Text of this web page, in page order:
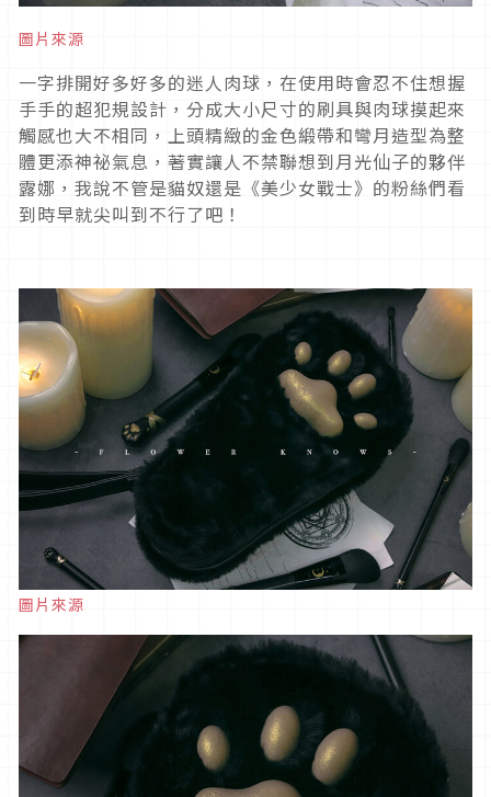
圖片來源
一字排開好多好多的迷人肉球，在使用時會忍不住想握
手手的超犯規設計，分成大小尺寸的刷具與肉球摸起來
觸感也大不相同，上頭精緻的金色緞帶和彎月造型為整
體更添神祕氣息，著實讓人不禁聯想到月光仙子的夥伴
露娜，我說不管是貓奴還是《美少女戰士》的粉絲們看
到時早就尖叫到不行了吧！
圖片來源